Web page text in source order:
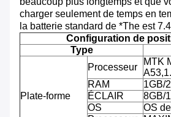
charger seulement de temps en
la batterie standard de *The est
Configuration de
Type
Plate-forme
Processeur
MTK
RAM
1GB/
ÉCLAIR
8GB/
OS
OS